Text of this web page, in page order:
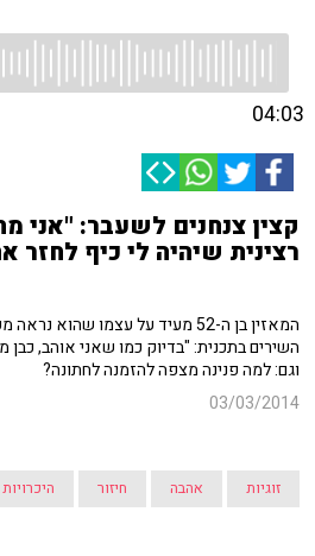
04:03
קצין צנחנים לשעבר: "אני
רצינית שיהיה לי כיף לחזר
המאזין בן ה-52 מעיד על עצמו
השירים בתכנית: "בדיוק כמו שאני אוהב,
וגם: למה פנינה מצפה להזמנה לחתונה?
03/03/2014
זוגיות אהבה חיזור היכרויות